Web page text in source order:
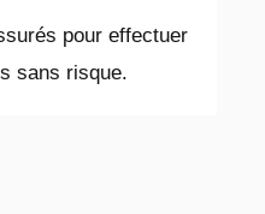
pour effectuer
sans risque.